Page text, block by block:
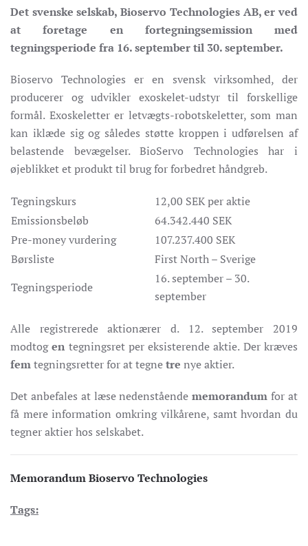
Det svenske selskab, Bioservo Technologies AB, er ved
at foretage en fortegningsemission med
tegningsperiode fra 16. september til 30. september.
Bioservo Technologies er en svensk virksomhed, der
producerer og udvikler exoskelet-udstyr til forskellige
formål. Exoskeletter er letvægts-robotskeletter, som man
kan iklæde sig og således støtte kroppen i udførelsen af
belastende bevægelser. BioServo Technologies har i
øjeblikket et produkt til brug for forbedret håndgreb.
Tegningskurs
12,00 SEK per aktie
Emissionsbeløb
64.342.440 SEK
Pre-money vurdering
107.237.400 SEK
Børsliste
First North – Sverige
Tegningsperiode
16. september – 30.
september
Alle registrerede aktionærer d. 12. september 2019
modtogen tegningsret per eksisterende aktie. Der kræves
femtegningsretter for at tegnetre nye aktier.
Det anbefales at læse nedenståendememorandumfor at
få mere information omkring vilkårene, samt hvordan du
tegner aktier hos selskabet.
Memorandum Bioservo Technologies
Tags: